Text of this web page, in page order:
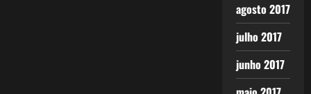
agosto 2017
julho 2017
junho 2017